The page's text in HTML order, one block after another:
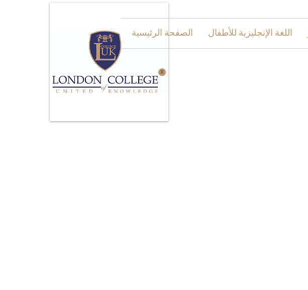
الصفحة الرئيسية اللغة الإنجليزية للأطفال